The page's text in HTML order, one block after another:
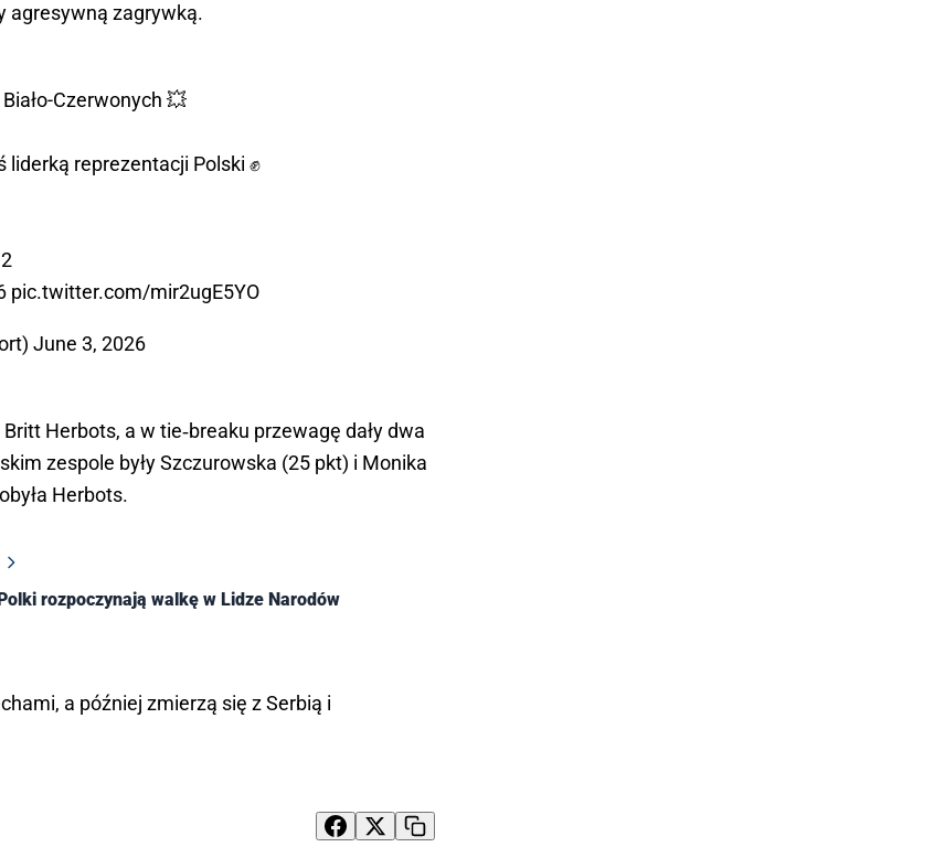
agresywną zagrywką.
Czerwonych 💥
reprezentacji Polski ✊
pic.twitter.com/mir2ugE5YO
June 3, 2026
Herbots, a w tie‑breaku przewagę dały dwa
zespole były Szczurowska (25 pkt) i Monika
Herbots.
rozpoczynają walkę w Lidze Narodów
a później zmierzą się z Serbią i